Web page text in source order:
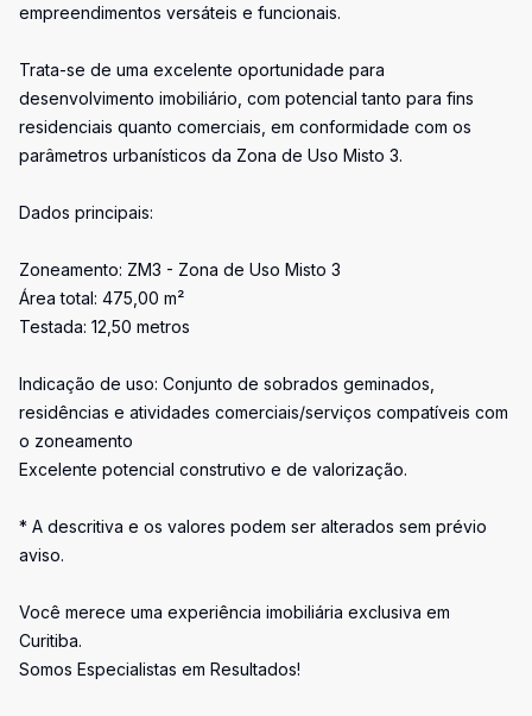
empreendimentos versáteis e funcionais.
Trata-se de uma excelente oportunidade para
desenvolvimento imobiliário, com potencial tanto para fins
residenciais quanto comerciais, em conformidade com os
parâmetros urbanísticos da Zona de Uso Misto 3.
Dados principais:
Zoneamento: ZM3 - Zona de Uso Misto 3
Área total: 475,00 m²
Testada: 12,50 metros
Indicação de uso: Conjunto de sobrados geminados,
residências e atividades comerciais/serviços compatíveis com
o zoneamento
Excelente potencial construtivo e de valorização.
* A descritiva e os valores podem ser alterados sem prévio
aviso.
Você merece uma experiência imobiliária exclusiva em
Curitiba.
Somos Especialistas em Resultados!